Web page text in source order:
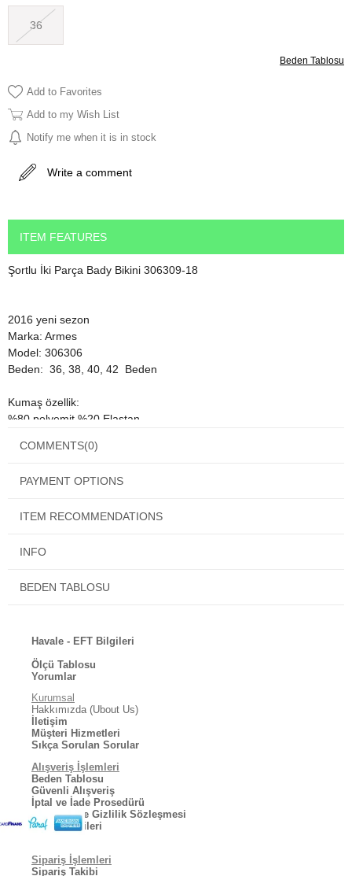
36
Beden Tablosu
Add to Favorites
Add to my Wish List
Notify me when it is in stock
Write a comment
ITEM FEATURES
Şortlu İki Parça Bady Bikini 306309-18
2016 yeni sezon
Marka: Armes
Model: 306306
Beden: 36, 38, 40, 42 Beden
Kumaş özellik:
%80 polyemit %20 Elastan
kumaşı oranlarıdır.
talimatı vardır. Ürününüzün uzun süreli kullanımı için bu talimatlara
COMMENTS(0)
PAYMENT OPTIONS
ITEM RECOMMENDATIONS
INFO
BEDEN TABLOSU
Havale - EFT Bilgileri
Ölçü Tablosu
Yorumlar
Kurumsal
Hakkımızda (Ubout Us)
İletişim
Müşteri Hizmetleri
Sıkça Sorulan Sorular
Alışveriş İşlemleri
Beden Tablosu
Güvenli Alışveriş
İptal ve İade Prosedürü
Kullanıcı ve Gizlilik Sözleşmesi
Kargo Bilgileri
Sipariş İşlemleri
Sipariş Takibi